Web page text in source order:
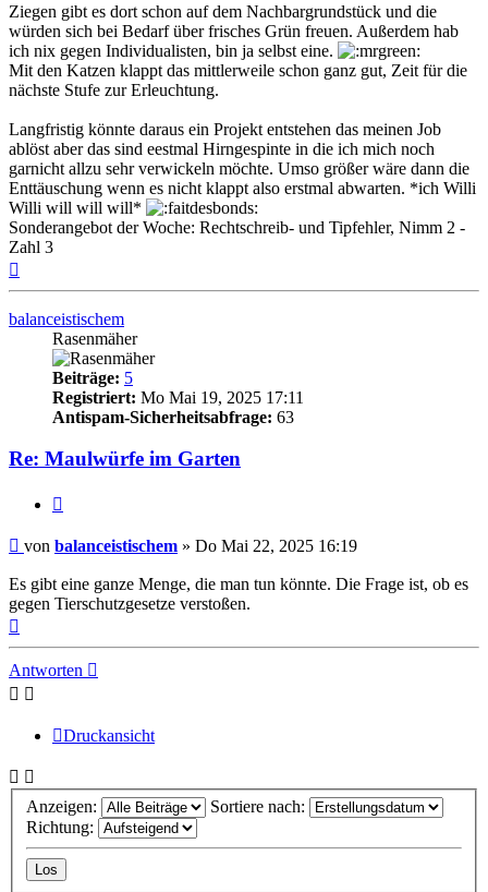
Ziegen gibt es dort schon auf dem Nachbargrundstück und die
würden sich bei Bedarf über frisches Grün freuen. Außerdem hab
ich nix gegen Individualisten, bin ja selbst eine.
Mit den Katzen klappt das mittlerweile schon ganz gut, Zeit für die
nächste Stufe zur Erleuchtung.
Langfristig könnte daraus ein Projekt entstehen das meinen Job
ablöst aber das sind eestmal Hirngespinte in die ich mich noch
garnicht allzu sehr verwickeln möchte. Umso größer wäre dann die
Enttäuschung wenn es nicht klappt also erstmal abwarten. *ich Willi
Willi will will will*
Sonderangebot der Woche: Rechtschreib- und Tipfehler, Nimm 2 -
Zahl 3
balanceistischem
Rasenmäher
Beiträge: 5
Registriert: Mo Mai 19, 2025 17:11
Antispam-Sicherheitsabfrage: 63
Re: Maulwürfe im Garten
Beitrag
von balanceistischem » Do Mai 22, 2025 16:19
Es gibt eine ganze Menge, die man tun könnte. Die Frage ist, ob es
gegen Tierschutzgesetze verstoßen.
Antworten
Druckansicht
Anzeigen:
Sortiere nach:
Richtung: